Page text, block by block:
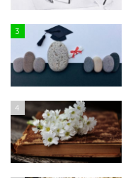
3
4